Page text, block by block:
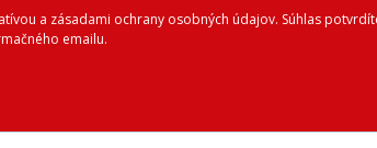
a zásadami ochrany osobných údajov. Súhlas
emailu.